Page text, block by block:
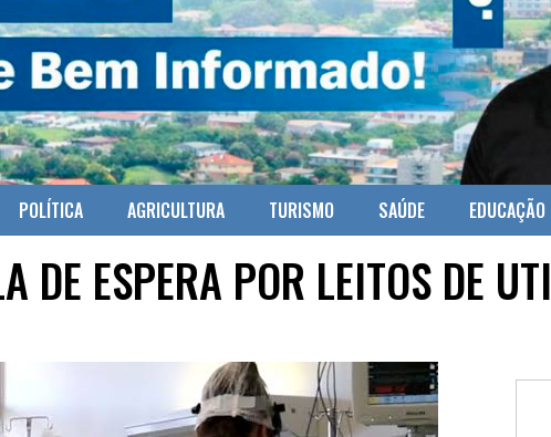
POLÍTICA AGRICULTURA TURISMO SAÚDE EDUCAÇÃO
DE ESPERA POR LEITOS DE UTI